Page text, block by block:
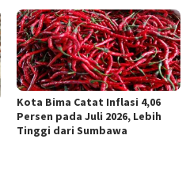
Kota Bima Catat Inflasi 4,06
Persen pada Juli 2026, Lebih
Tinggi dari Sumbawa